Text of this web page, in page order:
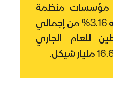
مؤسسات منظمة
التحرير ما نسبته 3.16% من إجمالي
للعام الجاري